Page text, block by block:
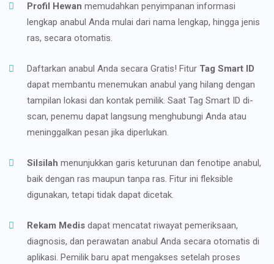
Profil Hewan memudahkan penyimpanan informasi
lengkap anabul Anda mulai dari nama lengkap, hingga jenis
ras, secara otomatis.
Daftarkan anabul Anda secara Gratis! Fitur Tag Smart ID
dapat membantu menemukan anabul yang hilang dengan
tampilan lokasi dan kontak pemilik. Saat Tag Smart ID di-
scan, penemu dapat langsung menghubungi Anda atau
meninggalkan pesan jika diperlukan.
Silsilah menunjukkan garis keturunan dan fenotipe anabul,
baik dengan ras maupun tanpa ras. Fitur ini fleksible
digunakan, tetapi tidak dapat dicetak.
Rekam Medis dapat mencatat riwayat pemeriksaan,
diagnosis, dan perawatan anabul Anda secara otomatis di
aplikasi. Pemilik baru apat mengakses setelah proses